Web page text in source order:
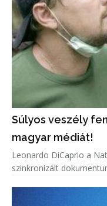
Súlyos veszély
magyar médiát!
Leonardo DiCaprio a
szinkronizált